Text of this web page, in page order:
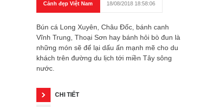
Cảnh đẹp Việt Nam 18/08/2018 18:58:06
Bún cá Long Xuyên, Châu Đốc, bánh canh
Vĩnh Trung, Thoại Sơn hay bánh hỏi bò đun là
những món sẽ để lại dấu ấn mạnh mẽ cho du
khách trên đường du lịch tới miền Tây sông
nước.
CHI TIẾT